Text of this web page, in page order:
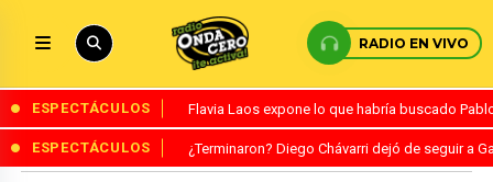
RADIO EN VIVO
ESPECTÁCULOS Flavia Laos expone lo que habría buscado
ESPECTÁCULOS ¿Terminaron? Diego Chávarri dejó de seguir a